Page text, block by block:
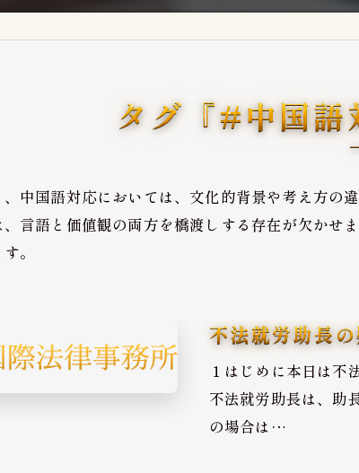
タグ『#中国語
中国語対応においては、文化的背景や考え方の
言語と価値観の両方を橋渡しする存在が欠かせ
。
不法就労助長
１はじめに本日は不
不法就労助長は、助
の場合は…